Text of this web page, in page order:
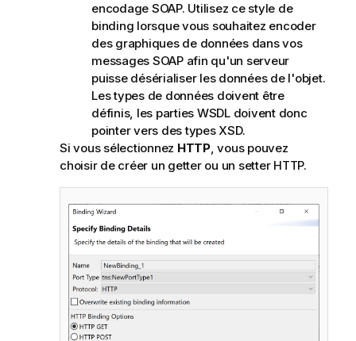
encodage SOAP. Utilisez ce style de
binding lorsque vous souhaitez encoder
des graphiques de données dans vos
messages SOAP afin qu'un serveur
puisse désérialiser les données de l'objet.
Les types de données doivent être
définis, les parties WSDL doivent donc
pointer vers des types XSD.
Si vous sélectionnez HTTP, vous pouvez
choisir de créer un getter ou un setter HTTP.